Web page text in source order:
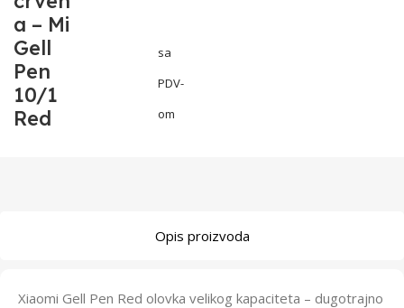
a – Mi
Gell
Pen
10/1
Red
sa
PDV-
om
Opis proizvoda
Xiaomi Gell Pen Red olovka velikog kapaciteta – dugotrajno